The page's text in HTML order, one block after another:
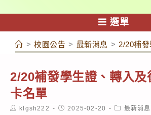
容
選單
> 校園公告 > 最新消息 > 2/20補
2/20補發學生證、轉入及
卡名單
Postklgsh222
Post2025-02-20
Post最新消息